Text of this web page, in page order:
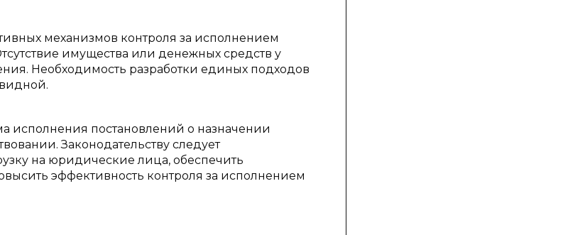
механизмов контроля за исполнением
имущества или денежных средств у
Необходимость разработки единых подходов
исполнения постановлений о назначении
Законодательству следует
на юридические лица, обеспечить
эффективность контроля за исполнением